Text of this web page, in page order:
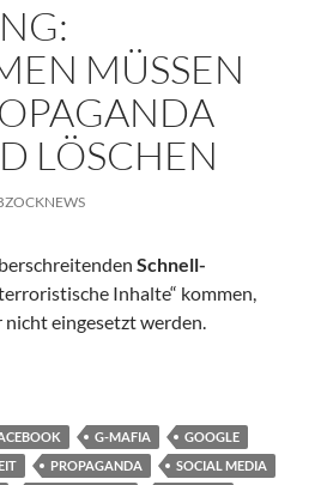
MÜSSEN
LÖSCHEN
Schnell-
Inhalte“ kommen,
eingesetzt werden.
müssen Terrorpropaganda
G-MAFIA
GOOGLE
PROPAGANDA
SOCIAL MEDIA